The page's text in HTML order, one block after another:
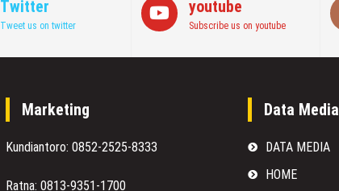
Twitter
Tweet us on twitter
youtube
Subscribe us on youtube
Marketing
Kundiantoro: 0852-2525-8333
Ratna: 0813-9351-1700
Data Media
DATA MEDIA
HOME